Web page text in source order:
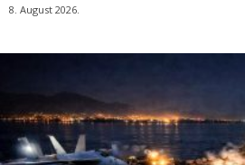
8. August 2026.